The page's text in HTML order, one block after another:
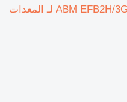
محرك كهربائي ABM EFB2H/3G180F/100/30D3/4 لـ المعدات